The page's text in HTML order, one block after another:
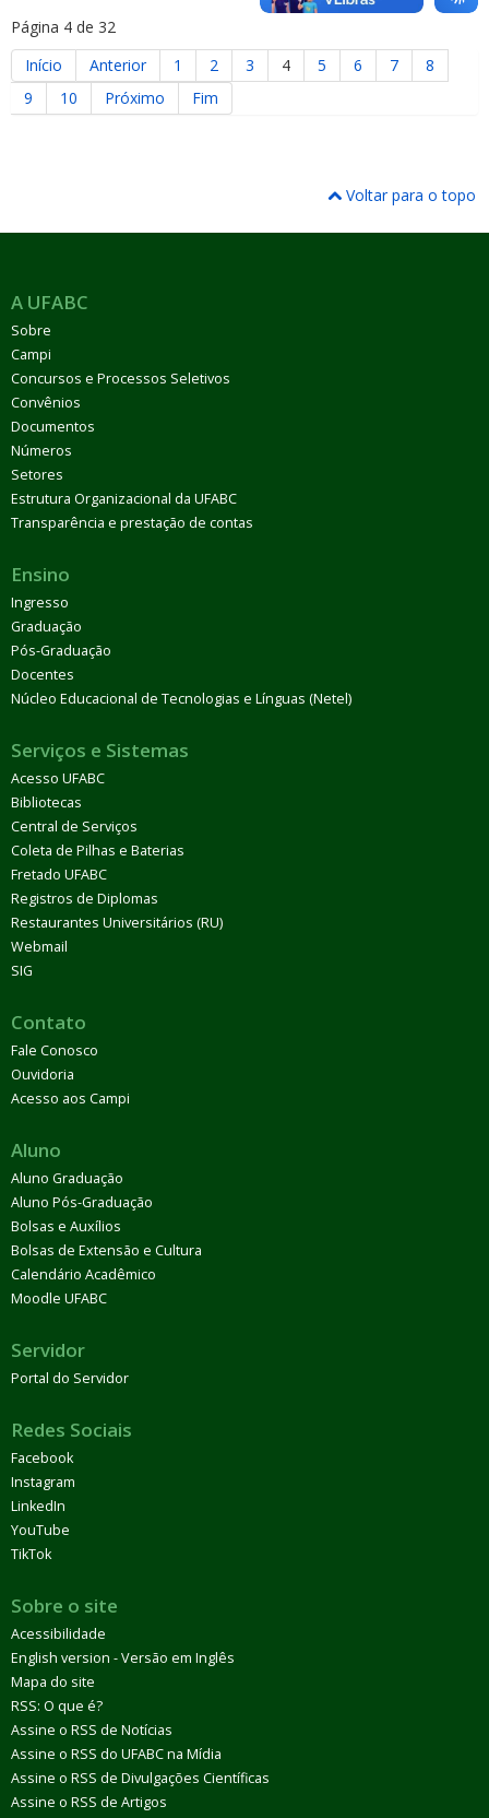
Página 4 de 32
Início
Anterior 1 2 3 4 5 6 7
8
9
10 Próximo Fim
Voltar para o topo
A UFABC
Sobre
Campi
Concursos e Processos Seletivos
Convênios
Documentos
Números
Setores
Estrutura Organizacional da UFABC
Transparência e prestação de contas
Ensino
Ingresso
Graduação
Pós-Graduação
Docentes
Núcleo Educacional de Tecnologias e Línguas (Netel)
Serviços e Sistemas
Acesso UFABC
Bibliotecas
Central de Serviços
Coleta de Pilhas e Baterias
Fretado UFABC
Registros de Diplomas
Restaurantes Universitários (RU)
Webmail
SIG
Contato
Fale Conosco
Ouvidoria
Acesso aos Campi
Aluno
Aluno Graduação
Aluno Pós-Graduação
Bolsas e Auxílios
Bolsas de Extensão e Cultura
Calendário Acadêmico
Moodle UFABC
Servidor
Portal do Servidor
Redes Sociais
Facebook
Instagram
LinkedIn
YouTube
TikTok
Sobre o site
Acessibilidade
English version - Versão em Inglês
Mapa do site
RSS: O que é?
Assine o RSS de Notícias
Assine o RSS do UFABC na Mídia
Assine o RSS de Divulgações Científicas
Assine o RSS de Artigos